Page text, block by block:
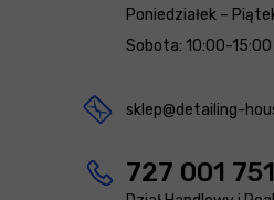
Poniedziałek –
Sobota: 10:00-15:00
sklep@detailing-
727 001 751